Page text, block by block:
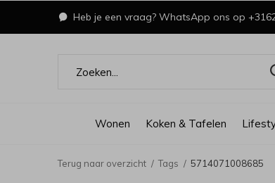
Wonen Koken & Tafelen
Heb je een vraag? WhatsApp ons op
Terug naar overzicht Tags 5714071008685